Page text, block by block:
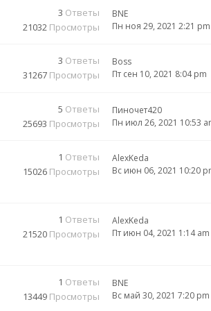
3 Ответы
21032 Просмотры
BNE
Пн ноя 29, 2021 2:21 pm
3 Ответы
31267 Просмотры
Boss
Пт сен 10, 2021 8:04 pm
5 Ответы
25693 Просмотры
Пиночет420
Пн июл 26, 2021 10:53
1 Ответы
15026 Просмотры
AlexKeda
Вс июн 06, 2021 10:20
1 Ответы
21520 Просмотры
AlexKeda
Пт июн 04, 2021 1:14 am
1 Ответы
13449 Просмотры
BNE
Вс май 30, 2021 7:20 pm